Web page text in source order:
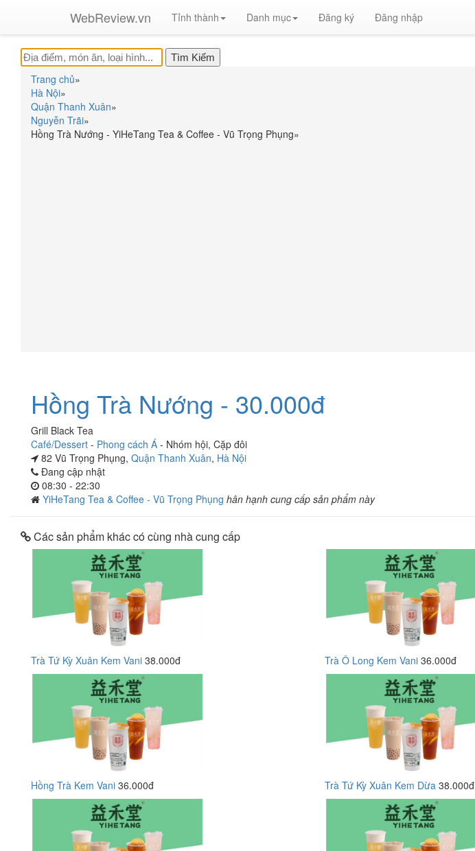
WebReview.vn Tỉnh thành Danh mục Đăng ký Đăng nhập
Trang chủ»
Hà Nội»
Quận Thanh Xuân»
Nguyễn Trãi»
Hồng Trà Nướng - YiHeTang Tea & Coffee - Vũ Trọng Phụng»
Hồng Trà Nướng - 30.000đ
Grill Black Tea
Café/Dessert - Phong cách Á - Nhóm hội, Cặp đôi
82 Vũ Trọng Phụng, Quận Thanh Xuân, Hà Nội
Đang cập nhật
08:30 - 22:30
YiHeTang Tea & Coffee - Vũ Trọng Phụng hân hạnh cung cấp sản phẩm này
Các sản phẩm khác có cùng nhà cung cấp
Trà Tứ Kỳ Xuân Kem Vani 38.000đ Trà Ô Long Kem Vani 36.000đ
Hồng Trà Kem Vani 36.000đ Trà Tứ Kỳ Xuân Kem Dừa 38.000đ